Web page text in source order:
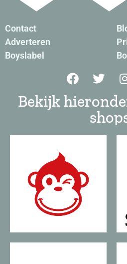
Contact
Adverteren
Boyslabel
Bekijk